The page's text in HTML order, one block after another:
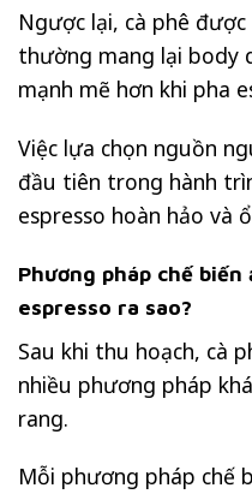
Ngược lại, cà phê
thường mang lại body
mạnh mẽ hơn khi pha
Việc lựa chọn nguồn
đầu tiên trong hành
espresso hoàn hảo và
Phương pháp chế
espresso ra sao?
Sau khi thu hoạch, cà
nhiều phương pháp
rang.
Mỗi phương pháp chế